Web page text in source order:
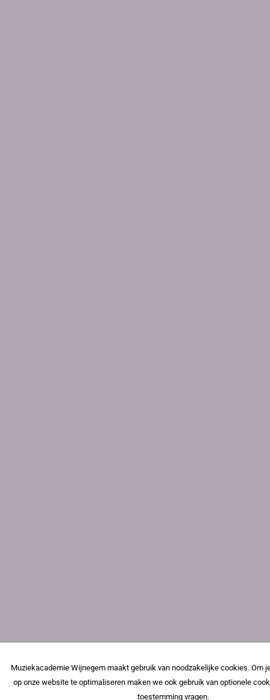
Muziekacademie Wijnegem maakt gebruik van noodzakelijke cookies. Om
op onze website te optimaliseren maken we ook gebruik van optionele
toestemming vragen.